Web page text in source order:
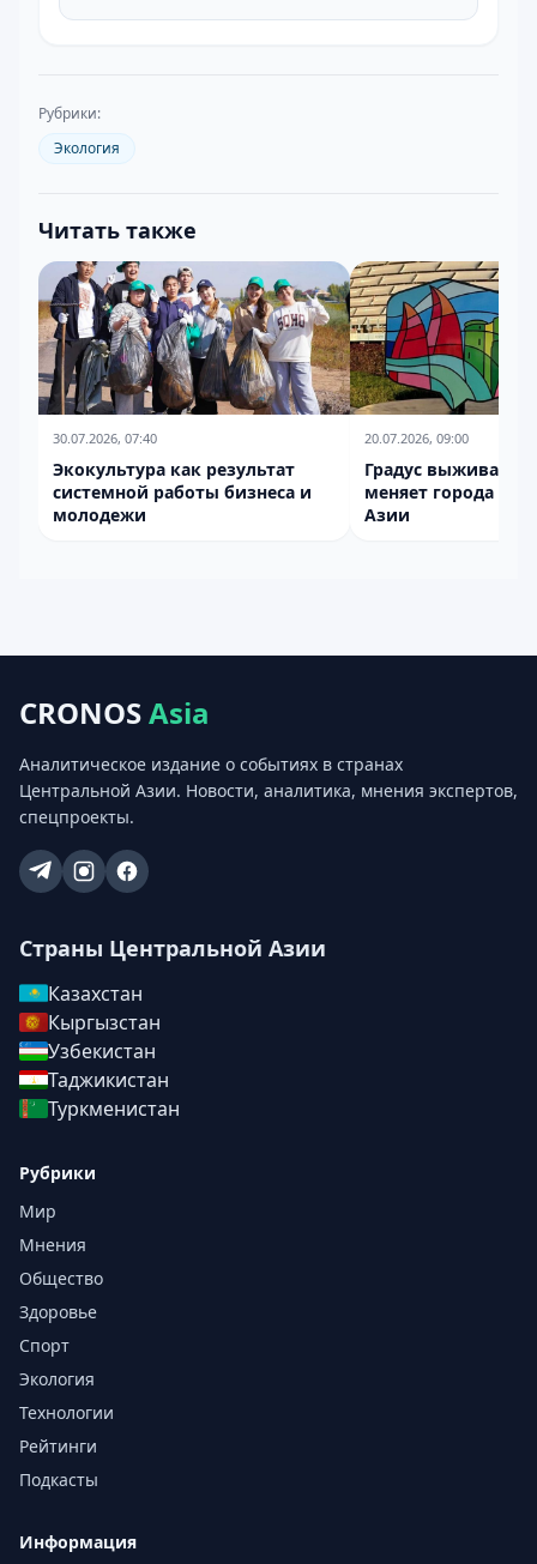
Рубрики:
Экология
Читать также
30.07.2026, 07:40
Экокультура как результат
системной работы бизнеса и
молодежи
20.07.2026, 09:00
Градус
меняет города
Азии
CRONOSAsia
Аналитическое издание о событиях в странах
Центральной Азии. Новости, аналитика, мнения экспертов,
спецпроекты.
Страны Центральной Азии
Казахстан
Кыргызстан
Узбекистан
Таджикистан
Туркменистан
Рубрики
Мир
Мнения
Общество
Здоровье
Спорт
Экология
Технологии
Рейтинги
Подкасты
Информация